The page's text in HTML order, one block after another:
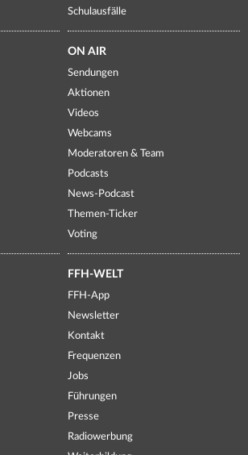
Schulausfälle
ON AIR
Sendungen
Aktionen
Videos
Webcams
Moderatoren & Team
Podcasts
News-Podcast
Themen-Ticker
Voting
FFH-WELT
FFH-App
Newsletter
Kontakt
Frequenzen
Jobs
Führungen
Presse
Radiowerbung